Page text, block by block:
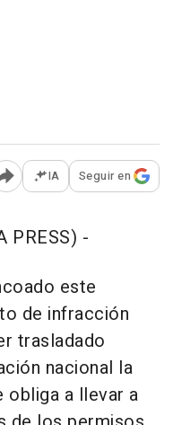
Abrir opciones para
IA Seguir en
PRESS) -
este
de infracción
trasladado
nacional la
obliga a llevar a